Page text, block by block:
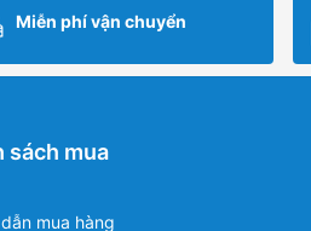
16,403,400 ₫.
Miễn phí vận chuyển
sách mua
mua hàng